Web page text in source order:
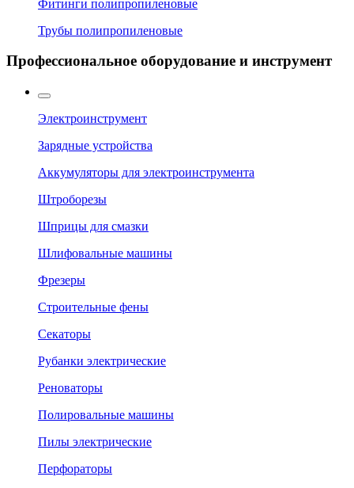
Фитинги полипропиленовые
Трубы полипропиленовые
Профессиональное оборудование и инструмент
Электроинструмент
Зарядные устройства
Аккумуляторы для электроинструмента
Штроборезы
Шприцы для смазки
Шлифовальные машины
Фрезеры
Строительные фены
Секаторы
Рубанки электрические
Реноваторы
Полировальные машины
Пилы электрические
Перфораторы